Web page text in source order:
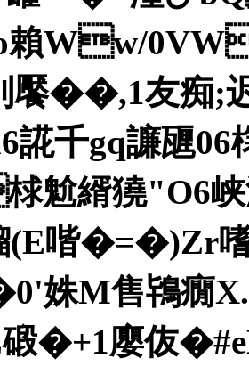
Ww/0VW
饜��,1友
誮千gq譧甅06
縃獟"O6峡
(E喈�=�)Zr
姝M售鴇癇
�+1廮伖